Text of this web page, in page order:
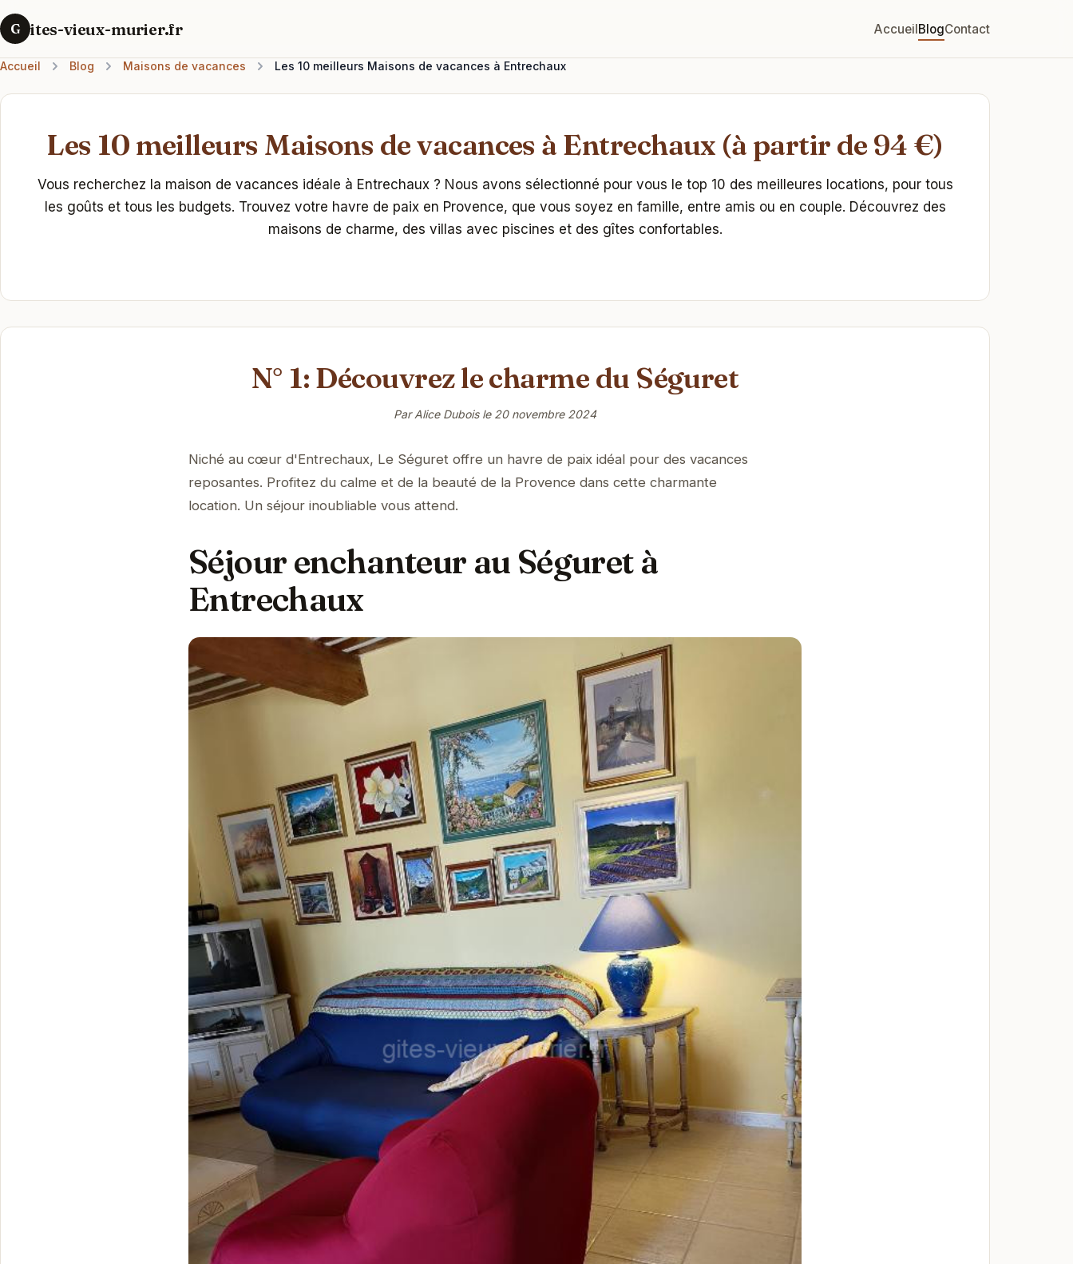
G ites-vieux-murier.fr AccueilBlogContact
Accueil Blog Maisons de vacances Les 10 meilleurs Maisons de vacances à Entrechaux
Les 10 meilleurs Maisons de vacances à Entrechaux (à partir de 94 €)
Vous recherchez la maison de vacances idéale à Entrechaux ? Nous avons sélectionné pour vous le top 10 des meilleures locations, pour tous
les goûts et tous les budgets. Trouvez votre havre de paix en Provence, que vous soyez en famille, entre amis ou en couple. Découvrez des
maisons de charme, des villas avec piscines et des gîtes confortables.
N° 1: Découvrez le charme du Séguret
Par Alice Dubois le 20 novembre 2024
Niché au cœur d'Entrechaux, Le Séguret offre un havre de paix idéal pour des vacances
reposantes. Profitez du calme et de la beauté de la Provence dans cette charmante
location. Un séjour inoubliable vous attend.
Séjour enchanteur au Séguret à
Entrechaux